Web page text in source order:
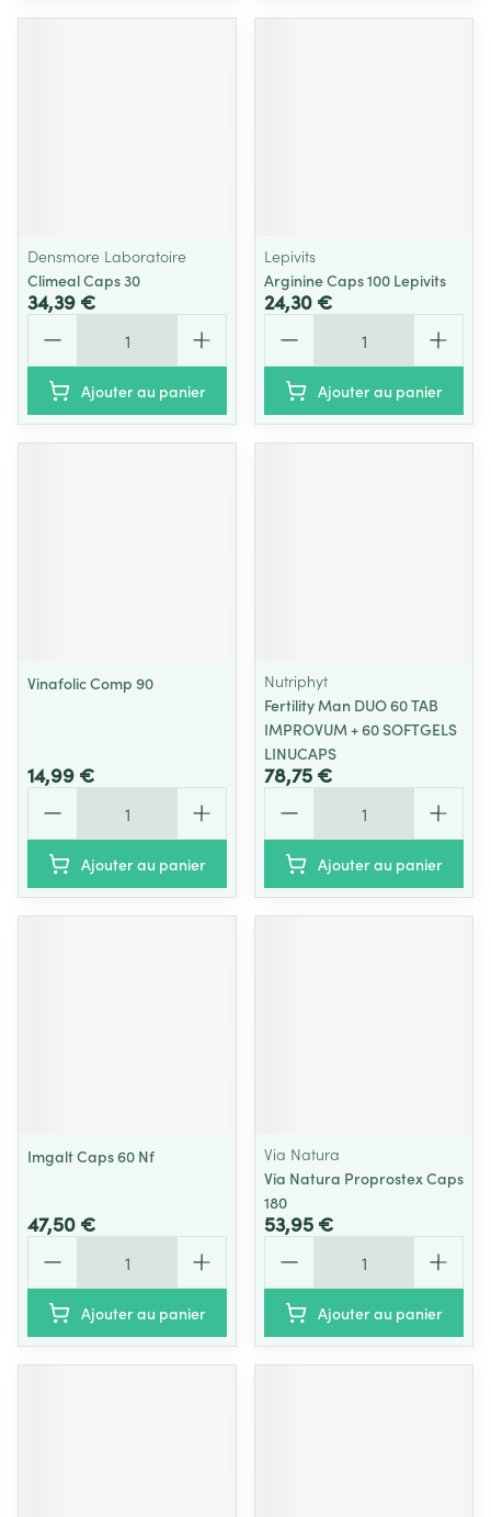
Densmore Laboratoire
Climeal Caps 30
34,39 €
Ajouter au panier
Lepivits
Arginine Caps 100 Lepivits
24,30 €
Ajouter au panier
Vinafolic Comp 90
14,99 €
Ajouter au panier
Nutriphyt
Fertility Man DUO 60 TAB
IMPROVUM + 60 SOFTGELS
LINUCAPS
78,75 €
Ajouter au panier
Imgalt Caps 60 Nf
47,50 €
Ajouter au panier
Via Natura
Via Natura Proprostex Caps
180
53,95 €
Ajouter au panier